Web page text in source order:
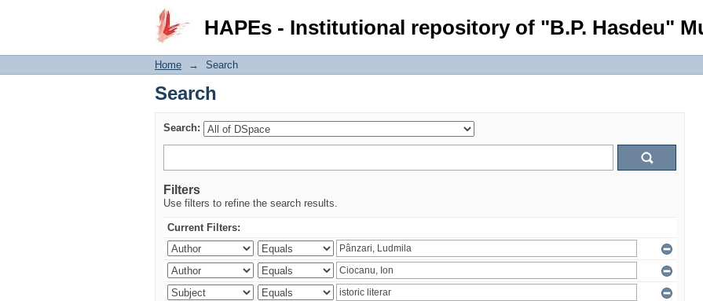
HAPEs - Institutional repository of "B.P. Hasdeu"
Search
Home → Search
Search
Search:
Filters
Use filters to refine the search results.
Current Filters: